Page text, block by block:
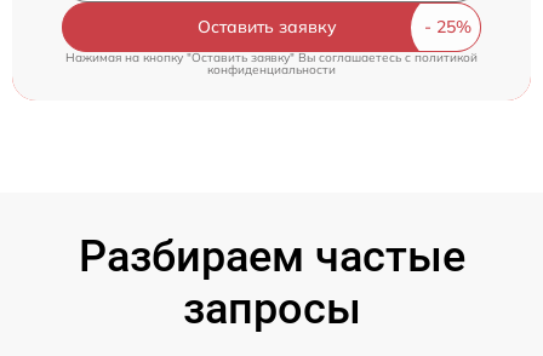
Оставить заявку
Нажимая на кнопку "Оставить заявку" Вы соглашаетесь cполитикой
конфиденциальности
Разбираем частые
запросы